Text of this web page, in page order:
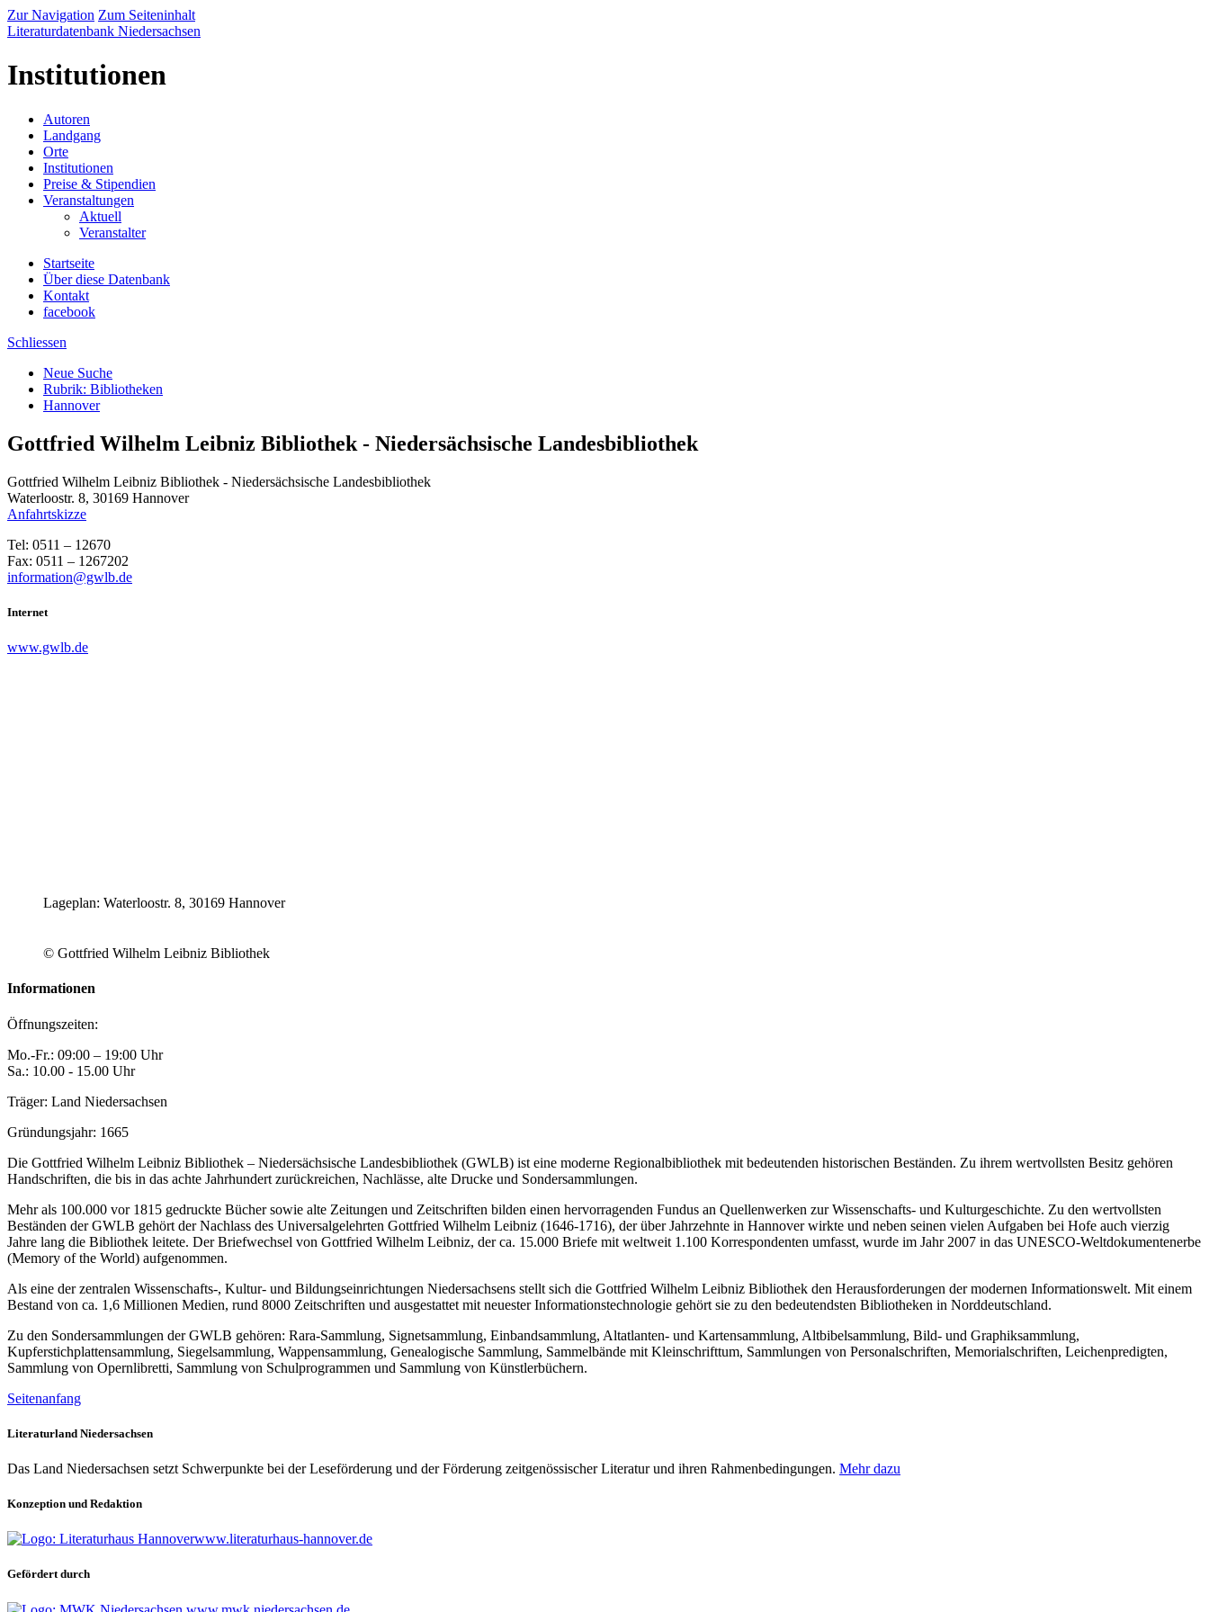
Zur Navigation Zum Seiteninhalt
Literaturdatenbank Niedersachsen
Institutionen
Autoren
Landgang
Orte
Institutionen
Preise & Stipendien
Veranstaltungen
Aktuell
Veranstalter
Startseite
Über diese Datenbank
Kontakt
facebook
Schliessen
Neue Suche
Rubrik: Bibliotheken
Hannover
Gottfried Wilhelm Leibniz Bibliothek - Niedersächsische Landesbibliothek
Gottfried Wilhelm Leibniz Bibliothek - Niedersächsische Landesbibliothek
Waterloostr. 8, 30169 Hannover
Anfahrtskizze
Tel: 0511 – 12670
Fax: 0511 – 1267202
information@gwlb.de
Internet
www.gwlb.de
Lageplan: Waterloostr. 8, 30169 Hannover
© Gottfried Wilhelm Leibniz Bibliothek
Informationen
Öffnungszeiten:
Mo.-Fr.: 09:00 – 19:00 Uhr
Sa.: 10.00 - 15.00 Uhr
Träger: Land Niedersachsen
Gründungsjahr: 1665
Die Gottfried Wilhelm Leibniz Bibliothek – Niedersächsische Landesbibliothek (GWLB) ist eine moderne Regionalbibliothek mit bedeutenden historischen Beständen. Zu ihrem wertvollsten Besitz gehören
Handschriften, die bis in das achte Jahr­hundert zurückreichen, Nachlässe, alte Drucke und Sondersammlungen.
Mehr als 100.000 vor 1815 gedruckte Bücher sowie alte Zeitungen und Zeit­schriften bilden einen hervorragenden Fundus an Quellenwerken zur Wissen­schafts- und Kulturgeschichte. Zu den wertvollsten
Beständen der GWLB gehört der Nachlass des Universalgelehrten Gottfried Wilhelm Leibniz (1646-1716), der über Jahrzehnte in Hannover wirkte und neben seinen vielen Aufgaben bei Hofe auch vierzig
Jahre lang die Bibliothek leitete. Der Briefwechsel von Gottfried Wilhelm Leibniz, der ca. 15.000 Briefe mit weltweit 1.100 Korrespondenten umfasst, wurde im Jahr 2007 in das UNESCO-Weltdokumentenerbe
(Memory of the World) aufgenommen.
Als eine der zentralen Wissenschafts-, Kultur- und Bildungseinrichtungen Nieder­sachsens stellt sich die Gottfried Wilhelm Leibniz Bibliothek den Heraus­forderungen der modernen Informationswelt. Mit einem
Bestand von ca. 1,6 Millionen Medien, rund 8000 Zeitschriften und ausgestattet mit neuester Informationstechnologie gehört sie zu den bedeutendsten Bibliotheken in Norddeutschland.
Zu den Sondersammlungen der GWLB gehören: Rara-Sammlung, Signetsammlung, Einbandsammlung, Altatlanten- und Kartensammlung, Altbibelsammlung, Bild- und Graphiksammlung,
Kupferstichplattensammlung, Siegelsammlung, Wappensammlung, Genealogische Sammlung, Sammelbände mit Kleinschrifttum, Sammlungen von Personalschriften, Memorialschriften, Leichenpredigten,
Sammlung von Opernlibretti, Sammlung von Schulprogrammen und Sammlung von Künstlerbüchern.
Seitenanfang
Literaturland Niedersachsen
Das Land Niedersachsen setzt Schwerpunkte bei der Leseförderung und der Förderung zeitgenössischer Literatur und ihren Rahmenbedingungen. Mehr dazu
Konzeption und Redaktion
www.literaturhaus-hannover.de
Gefördert durch